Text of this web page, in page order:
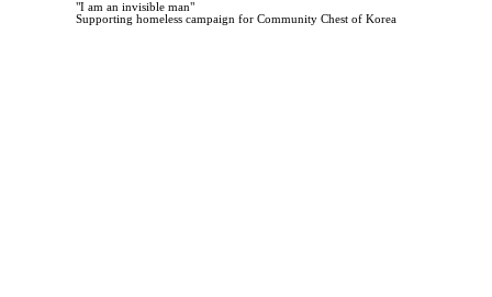
"I am an invisible man"
Supporting homeless campaign for Community Chest of Korea